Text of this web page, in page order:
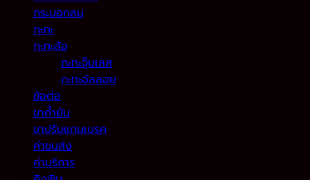
กระบอกลม
กะทะ
กะทะล้อ
กะทะจุ๊บเลส
กะทะอัลลอย
ข้อต่อ
ขาค้ำยัน
ขาปรับแกนเบรค
ค่าขนส่ง
ค่าบริการ